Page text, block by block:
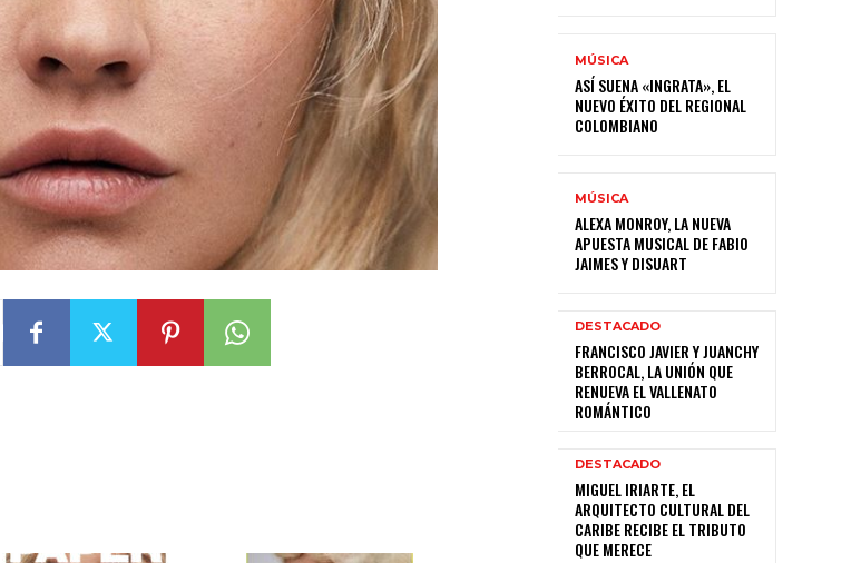
MÚSICA
ASÍ SUENA «INGRATA», EL
NUEVO ÉXITO DEL REGIONAL
COLOMBIANO
MÚSICA
ALEXA MONROY, LA NUEVA
APUESTA MUSICAL DE FABIO
JAIMES Y DISUART
DESTACADO
FRANCISCO JAVIER Y JUANCHY
BERROCAL, LA UNIÓN QUE
RENUEVA EL VALLENATO
ROMÁNTICO
DESTACADO
MIGUEL IRIARTE, EL
ARQUITECTO CULTURAL DEL
CARIBE RECIBE EL TRIBUTO
QUE MERECE